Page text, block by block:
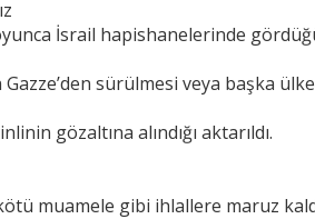
İsrail hapishanelerinde
Gazze’den sürülmesi veya başka
gözaltına alındığı aktarıldı.
muamele gibi ihlallere maruz